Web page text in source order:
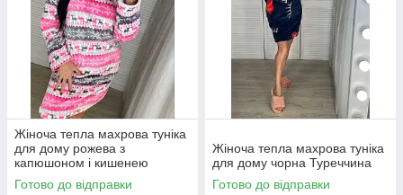
Жіноча тепла махрова туніка
для дому рожева з
капюшоном і кишенею
Готово до відправки
Жіноча тепла махрова туніка
для дому чорна Туреччина
Готово до відправки